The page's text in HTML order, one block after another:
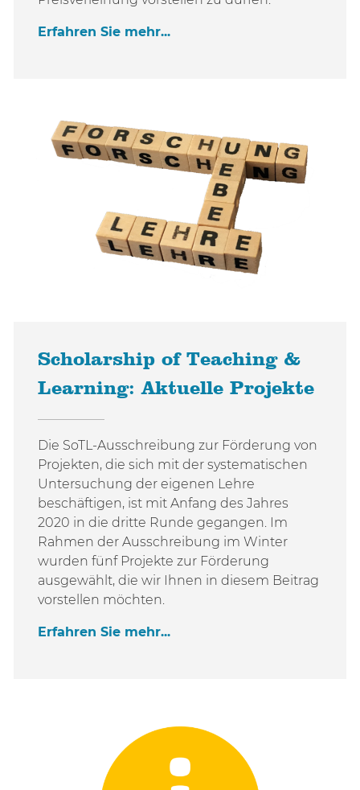
Erfahren Sie mehr...
Scholarship of Teaching &
Learning: Aktuelle Projekte
Die SoTL-Ausschreibung zur Förderung von
Projekten, die sich mit der systematischen
Untersuchung der eigenen Lehre
beschäftigen, ist mit Anfang des Jahres
2020 in die dritte Runde gegangen. Im
Rahmen der Ausschreibung im Winter
wurden fünf Projekte zur Förderung
ausgewählt, die wir Ihnen in diesem Beitrag
vorstellen möchten.
Erfahren Sie mehr...